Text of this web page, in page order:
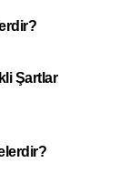
Şartlar